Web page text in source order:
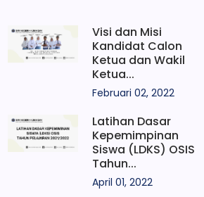
Visi dan Misi
Kandidat Calon
Ketua dan Wakil
Ketua...
Februari 02, 2022
Latihan Dasar
Kepemimpinan
Siswa (LDKS) OSIS
Tahun...
April 01, 2022